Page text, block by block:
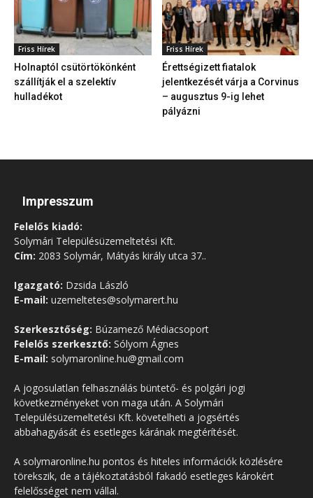
Friss Hírek
Holnaptól csütörtökönként
szállítják el a szelektív
hulladékot
Friss Hírek
Érettségizett fiatalok
jelentkezését várja a Corvinus
– augusztus 9-ig lehet
pályázni
Impresszum
Felelős kiadó:
Solymári Településüzemeltetési Kft.
Cím: 2083 Solymár, Mátyás király utca 37..
Igazgató: Dzsida László
E-mail: uzemeltetes@solymarert.hu
Szerkesztőség: Búzamező Médiacsoport
Felelős szerkesztő: Sólyom Ágnes
E-mail: solymaronline.hu@gmail.com
A jogosulatlan felhasználás büntető- és polgári jogi
következményeket von maga után. A Solymári
Településüzemeltetési Kft. követelheti a jogsértés
abbahagyását és esetleges kárának megtérítését.
A solymaronline.hu pontos és hiteles információk közlésére
törekszik, de a tájékoztatásból fakadó esetleges károkért
felelősséget nem vállal.